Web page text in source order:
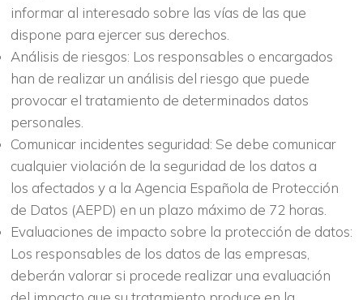
informar al interesado sobre las vías de las que
dispone para ejercer sus derechos.
Análisis de riesgos: Los responsables o encargados
han de realizar un análisis del riesgo que puede
provocar el tratamiento de determinados datos
personales.
Comunicar incidentes seguridad: Se debe comunicar
cualquier violación de la seguridad de los datos a
los afectados y a la Agencia Española de Protección
de Datos (AEPD) en un plazo máximo de 72 horas.
Evaluaciones de impacto sobre la protección de datos:
Los responsables de los datos de las empresas,
deberán valorar si procede realizar una evaluación